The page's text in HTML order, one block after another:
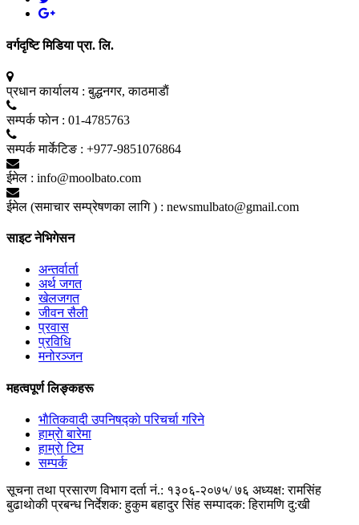
वर्गदृष्टि मिडिया प्रा. लि.
प्रधान कार्यालय : बुद्धनगर, काठमाडाैं
सम्पर्क फाेन : 01-4785763
सम्पर्क मार्केटिङ : +977-9851076864
ईमेल : info@moolbato.com
ईमेल (समाचार सम्प्रेषणका लागि ) : newsmulbato@gmail.com
साइट नेभिगेसन
अन्तर्वार्ता
अर्थ जगत
खेलजगत
जीवन सैली
प्रवास
प्रविधि
मनोरञ्जन
महत्वपूर्ण लिङ्कहरू
भाैतिकवादी उपनिषद्काे परिचर्चा गरिने
हाम्राे बारेमा
हाम्राे टिम
सम्पर्क
सूचना तथा प्रसारण विभाग दर्ता नं.: १३०६-२०७५/ ७६ अध्यक्ष: रामसिंह
बुढाथाेकी प्रबन्ध निर्देशक: हुकुम बहादुर सिंह सम्पादक: हिरामणि दु:खी